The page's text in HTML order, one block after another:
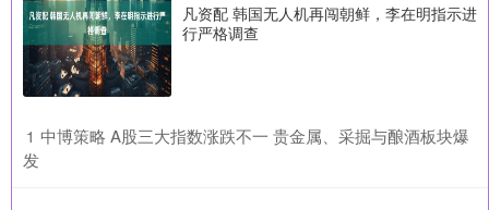
凡资配 韩国无人机再闯朝鲜，李在明指示进
行严格调查
1 ​中博策略 A股三大指数涨跌不一 贵金属、采掘与酿酒板块爆
发